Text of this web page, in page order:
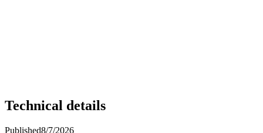
Technical details
Published8/7/2026